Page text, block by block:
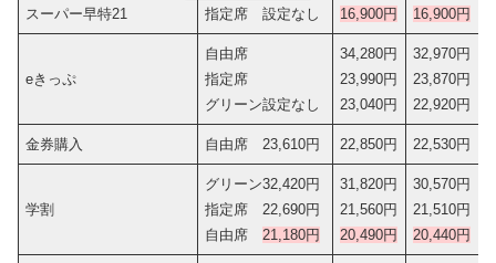
スーパー早特21 指定席 設定なし 16,900円 16,900円
eきっぷ
自由席
指定席
グリーン設定なし
34,280円
23,990円
23,040円
32,970円
23,870円
22,920円
金券購入 自由席 23,610円 22,850円 22,530円
学割
グリーン32,420円
指定席 22,690円
自由席 21,180円
31,820円
21,560円
20,490円
30,570円
21,510円
20,440円